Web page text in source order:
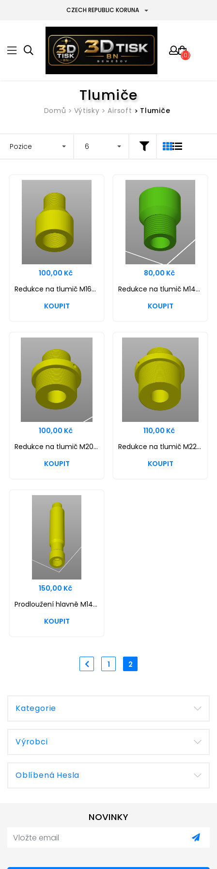
CZECH REPUBLIC KORUNA
(0)
Tlumiče
Domů Výtisky Airsoft Tlumiče
100,00 Kč
Redukce na tlumič M16+/M14-
80,00 Kč
Redukce na tlumič M14+/M14-
100,00 Kč
Redukce na tlumič M20+/M14-
110,00 Kč
Redukce na tlumič M22+/M14-
150,00 Kč
Prodloužení hlavně M14-/M14- 112mm
1 2
Kategorie
Výrobci
Oblíbená Hesla
NOVINKY